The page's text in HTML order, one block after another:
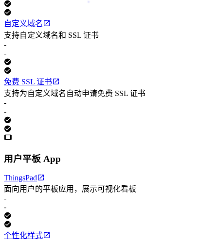
自定义域名
支持自定义域名和 SSL 证书
-
-
免费 SSL 证书
支持为自定义域名自动申请免费 SSL 证书
-
-
用户平板 App
ThingsPad
面向用户的平板应用，展示可视化看板
-
-
个性化样式